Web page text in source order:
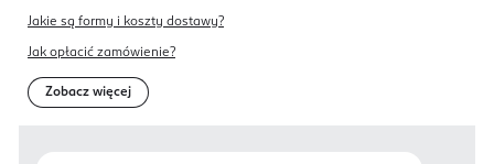
Jakie są formy i koszty dostawy?
Jak opłacić zamówienie?
Zobacz więcej